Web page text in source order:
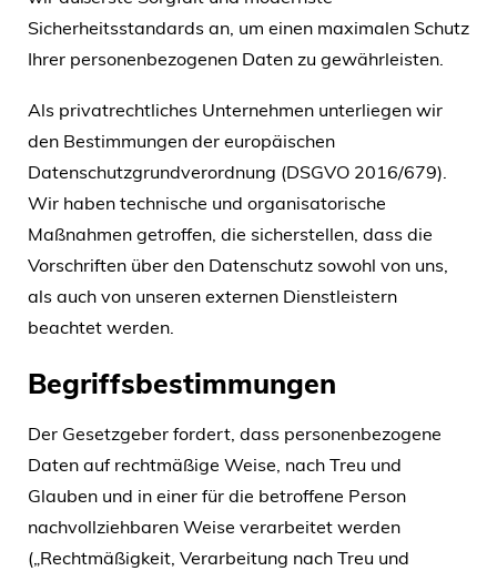
Sicherheitsstandards an, um einen maximalen Schutz
Ihrer personenbezogenen Daten zu gewährleisten.
Als privatrechtliches Unternehmen unterliegen wir
den Bestimmungen der europäischen
Datenschutzgrundverordnung (DSGVO 2016/679).
Wir haben technische und organisatorische
Maßnahmen getroffen, die sicherstellen, dass die
Vorschriften über den Datenschutz sowohl von uns,
als auch von unseren externen Dienstleistern
beachtet werden.
Begriffsbestimmungen
Der Gesetzgeber fordert, dass personenbezogene
Daten auf rechtmäßige Weise, nach Treu und
Glauben und in einer für die betroffene Person
nachvollziehbaren Weise verarbeitet werden
(„Rechtmäßigkeit, Verarbeitung nach Treu und